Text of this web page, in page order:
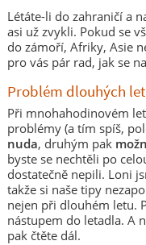
Létáte-li do zahraničí a
asi už zvykli. Pokud se
do zámoří, Afriky, Asie
pro vás pár rad, jak se
Problém dlouhých
Při mnohahodinovém
problémy (a tím spíš,
nuda, druhým pak
byste se nechtěli po
dostatečně nepili. Loni
takže si naše tipy
nejen při dlouhém letu.
nástupem do letadla. A
pak čtěte dál.
Ubytování
O nás
Blog
Kontakt a mapa